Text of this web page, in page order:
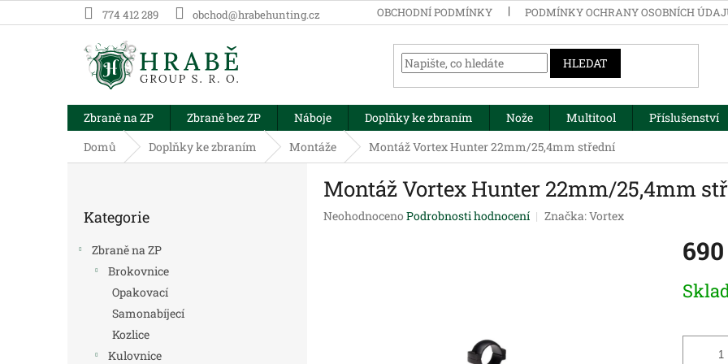
na
774 412 289 obchod@hrabehunting.cz OBCHODNÍ PODMÍNKY PODMÍNKY OCHRANY OSOBNÍCH
HLEDAT
Zbraně na ZP Zbraně bez ZP Náboje Doplňky ke zbraním Nože Multitool Příslušenství
Domů
Doplňky ke zbraním Montáže Montáž Vortex Hunter 22mm/25,4mm střední
kategorie
Kategorie
Zbraně na ZP
Brokovnice
Opakovací
Samonabíjecí
Kozlice
Kulovnice
Montáž Vortex Hunter 22mm/25,4mm
Průměrné
Neohodnoceno Podrobnosti hodnocení Značka:Vortex
cena: